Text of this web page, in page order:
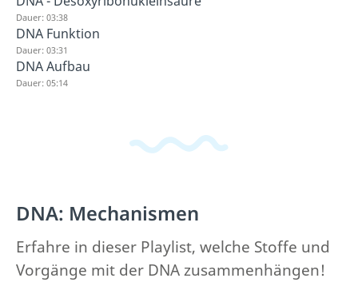
Dauer: 03:38
DNA Funktion
Dauer: 03:31
DNA Aufbau
Dauer: 05:14
DNA: Mechanismen
Erfahre in dieser Playlist, welche Stoffe und
Vorgänge mit der DNA zusammenhängen!